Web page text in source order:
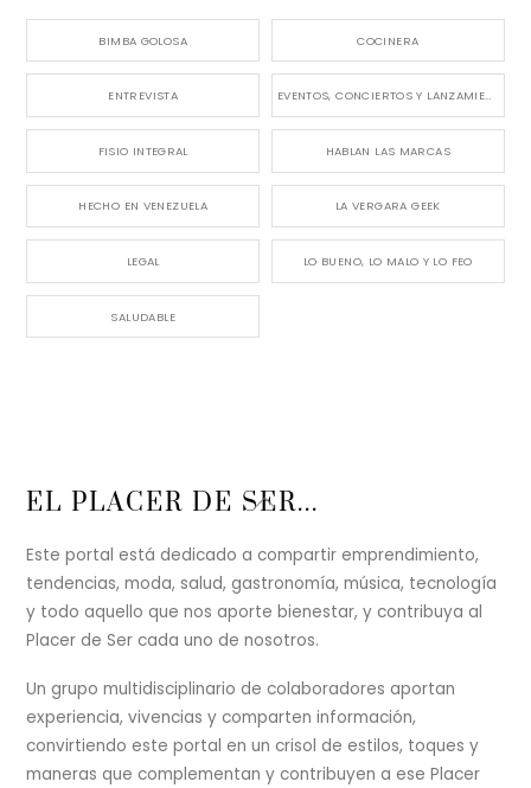
BIMBA GOLOSA COCINERA
ENTREVISTA EVENTOS, CONCIERTOS Y LANZAMIENTOS
FISIO INTEGRAL HABLAN LAS MARCAS
HECHO EN VENEZUELA LA VERGARA GEEK
LEGAL LO BUENO, LO MALO Y LO FEO
SALUDABLE
Back
Top
EL PLACER DE SER...
Este portal está dedicado a compartir emprendimiento,
tendencias, moda, salud, gastronomía, música, tecnología
y todo aquello que nos aporte bienestar, y contribuya al
Placer de Ser cada uno de nosotros.
Un grupo multidisciplinario de colaboradores aportan
experiencia, vivencias y comparten información,
convirtiendo este portal en un crisol de estilos, toques y
maneras que complementan y contribuyen a ese Placer